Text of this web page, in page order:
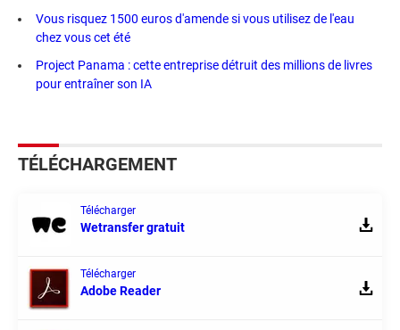
Vous risquez 1500 euros d'amende si vous utilisez de l'eau
chez vous cet été
Project Panama : cette entreprise détruit des millions de livres
pour entraîner son IA
TÉLÉCHARGEMENT
Télécharger
Wetransfer gratuit
Télécharger
Adobe Reader